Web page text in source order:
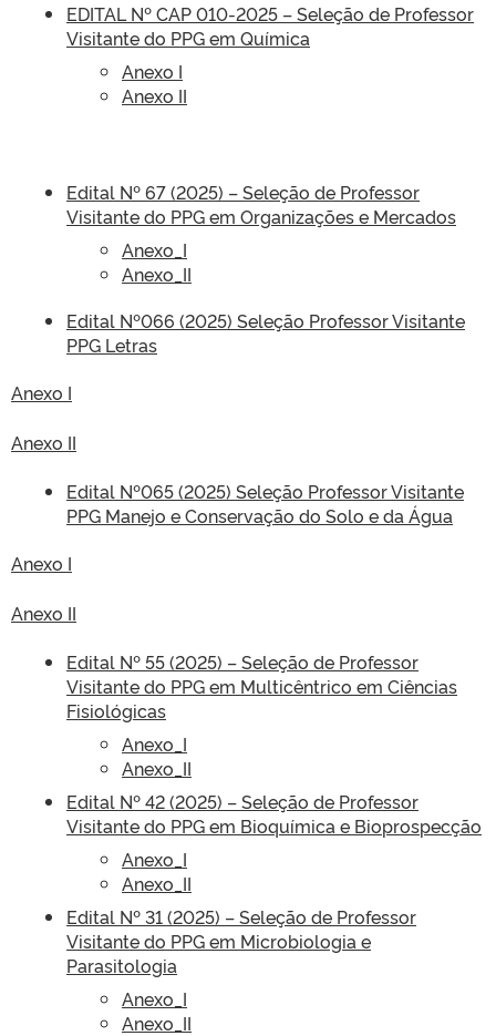
EDITAL Nº CAP 010-2025 – Seleção de Professor
Visitante do PPG em Química
Anexo I
Anexo II
Edital Nº 67 (2025) – Seleção de Professor
Visitante do PPG em Organizações e Mercados
Anexo_I
Anexo_II
Edital Nº066 (2025) Seleção Professor Visitante
PPG Letras
Anexo I
Anexo II
Edital Nº065 (2025) Seleção Professor Visitante
PPG Manejo e Conservação do Solo e da Água
Anexo I
Anexo II
Edital Nº 55 (2025) – Seleção de Professor
Visitante do PPG em Multicêntrico em Ciências
Fisiológicas
Anexo_I
Anexo_II
Edital Nº 42 (2025) – Seleção de Professor
Visitante do PPG em Bioquímica e Bioprospecção
Anexo_I
Anexo_II
Edital Nº 31 (2025) – Seleção de Professor
Visitante do PPG em Microbiologia e
Parasitologia
Anexo_I
Anexo_II